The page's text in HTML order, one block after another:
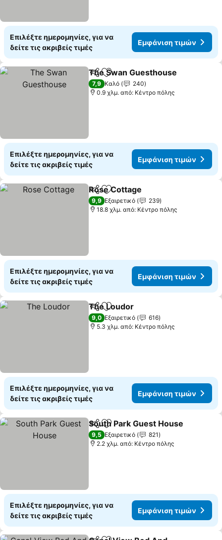
Επιλέξτε ημερομηνίες, για να
δείτε τις ακριβείς τιμές
Εμφάνιση τιμών
Κοινοποίηση
Προσθήκη στα αγαπημένα
The Swan Guesthouse
7,9 Καλό
240
0.9 χλμ. από: Κέντρο πόλης
Επιλέξτε ημερομηνίες, για να
δείτε τις ακριβείς τιμές
Εμφάνιση τιμών
Κοινοποίηση
Προσθήκη στα αγαπημένα
Rose Cottage
9,9 Εξαιρετικό
239
18.8 χλμ. από: Κέντρο πόλης
Επιλέξτε ημερομηνίες, για να
δείτε τις ακριβείς τιμές
Εμφάνιση τιμών
Κοινοποίηση
Προσθήκη στα αγαπημένα
The Loudor
9,0 Εξαιρετικό
616
5.3 χλμ. από: Κέντρο πόλης
Επιλέξτε ημερομηνίες, για να
δείτε τις ακριβείς τιμές
Εμφάνιση τιμών
Κοινοποίηση
Προσθήκη στα αγαπημένα
South Park Guest House
9,5 Εξαιρετικό
821
2.2 χλμ. από: Κέντρο πόλης
Επιλέξτε ημερομηνίες, για να
δείτε τις ακριβείς τιμές
Εμφάνιση τιμών